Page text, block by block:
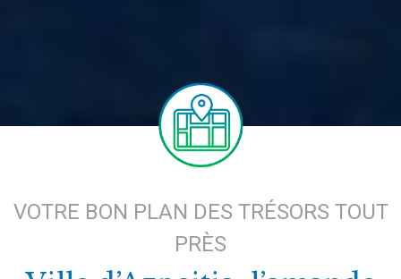
VOTRE BON PLAN DES TRÉSORS TOUT
PRÈS